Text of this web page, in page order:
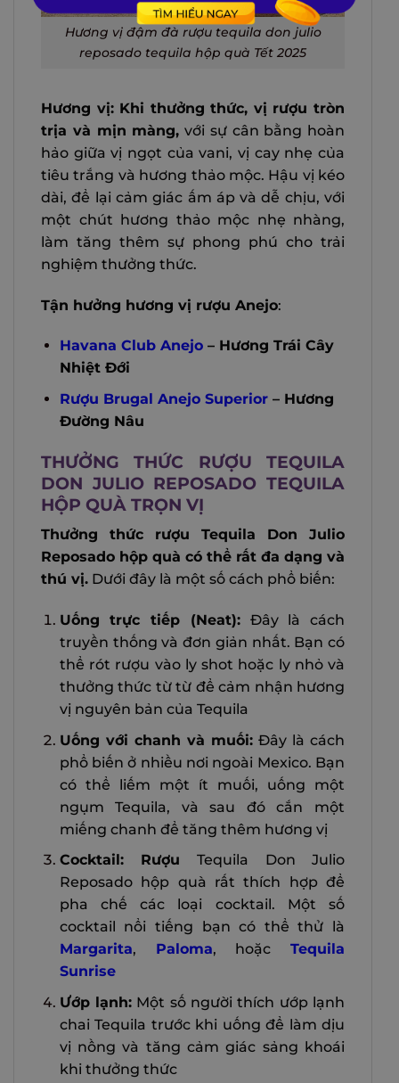
Hương vị đậm đà rượu tequila don julio
reposado tequila hộp quà Tết 2025
Hương vị: Khi thưởng thức, vị rượu tròn
trịa và mịn màng, với sự cân bằng hoàn
hảo giữa vị ngọt của vani, vị cay nhẹ của
tiêu trắng và hương thảo mộc. Hậu vị kéo
dài, để lại cảm giác ấm áp và dễ chịu, với
một chút hương thảo mộc nhẹ nhàng,
làm tăng thêm sự phong phú cho trải
nghiệm thưởng thức.
Tận hưởng hương vị rượu Anejo:
Havana Club Anejo– Hương Trái Cây
Nhiệt Đới
Rượu Brugal Anejo Superior– Hương
Đường Nâu
THƯỞNG THỨC RƯỢU TEQUILA
DON JULIO REPOSADO TEQUILA
HỘP QUÀ TRỌN VỊ
Thưởng thức rượu Tequila Don Julio
Reposado hộp quà có thể rất đa dạng và
thú vị. Dưới đây là một số cách phổ biến:
Uống trực tiếp (Neat):Đây là cách
truyền thống và đơn giản nhất. Bạn có
thể rót rượu vào ly shot hoặc ly nhỏ và
thưởng thức từ từ để cảm nhận hương
vị nguyên bản của Tequila
Uống với chanh và muối:Đây là cách
phổ biến ở nhiều nơi ngoài Mexico. Bạn
có thể liếm một ít muối, uống một
ngụm Tequila, và sau đó cắn một
miếng chanh để tăng thêm hương vị
Cocktail: RượuTequila Don Julio
Reposado hộp quà rất thích hợp để
pha chế các loại cocktail. Một số
cocktail nổi tiếng bạn có thể thử là
Margarita, Paloma, hoặc Tequila
Sunrise
Ướp lạnh: Một số người thích ướp lạnh
chai Tequila trước khi uống để làm dịu
vị nồng và tăng cảm giác sảng khoái
khi thưởng thức